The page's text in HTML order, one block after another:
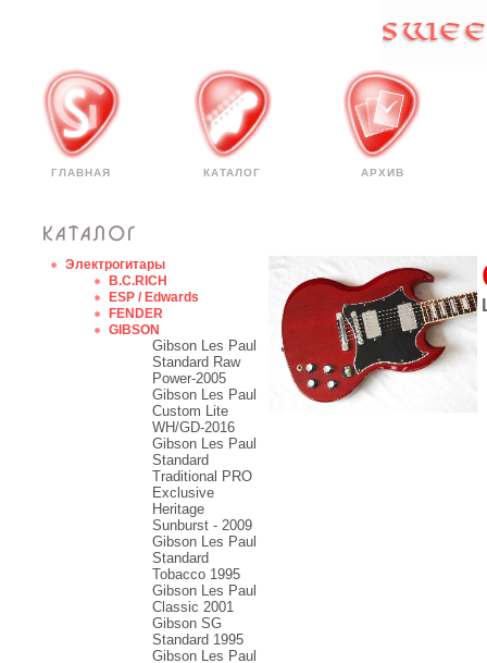
ГЛАВНАЯ КАТАЛОГ АРХИВ
Электрогитары
B.C.RICH
ESP / Edwards
FENDER
GIBSON
Gibson Les Paul
Standard Raw
Power-2005
Gibson Les Paul
Custom Lite
WH/GD-2016
Gibson Les Paul
Standard
Traditional PRO
Exclusive
Heritage
Sunburst - 2009
Gibson Les Paul
Standard
Tobacco 1995
Gibson Les Paul
Classic 2001
Gibson SG
Standard 1995
Gibson Les Paul